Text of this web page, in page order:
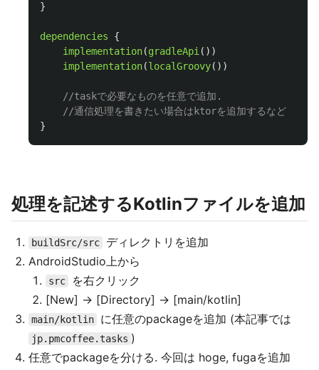
}
dependencies
{
implementation(gradleApi ())
implementation(localGroovy())
//taskで必要なものを任意で追加.
//通信処理を書きたい場合はktorを追加するなど
}
処理を記述するKotlinファイルを追加
buildSrc/src
ディレクトリを追加
AndroidStudio上から
src
を右クリック
[New] -> [Directory] -> [main/kotlin]
main/kotlin に任意のpackageを追加 (本記事では
jp.pmcoffee.tasks )
任意でpackageを分ける. 今回は hoge, fugaを追加